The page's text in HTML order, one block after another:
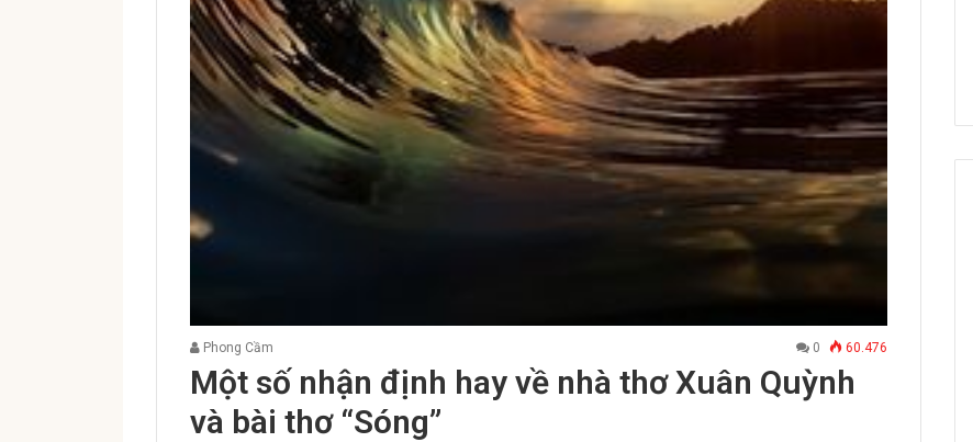
Phong Cầm 0 60.476
Một số nhận định hay về nhà thơ Xuân Quỳnh
và bài thơ “Sóng”